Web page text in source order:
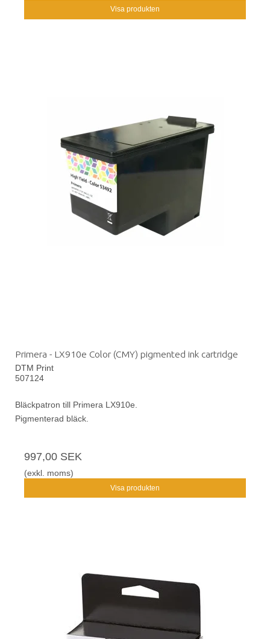
Visa produkten
Primera - LX910e Color (CMY) pigmented ink cartridge
DTM Print
507124
Bläckpatron till Primera LX910e.
Pigmenterad bläck.
997,00 SEK
(exkl. moms)
Visa produkten